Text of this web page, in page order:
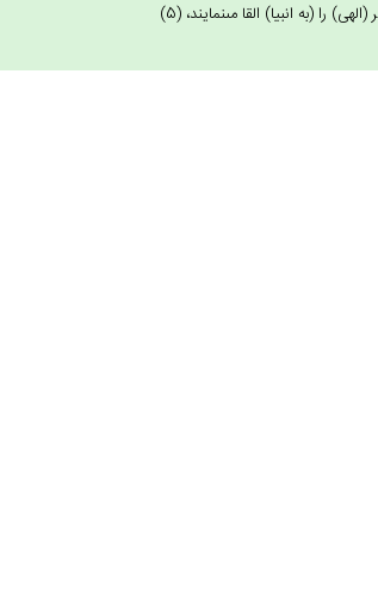
را (به انبيا) القا مى‏نمايند، (5)